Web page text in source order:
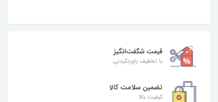
قیمت شگفت‌انگیز
با تخفیف باورنکردنی
تضمین سلامت کالا
کیفیت بالا